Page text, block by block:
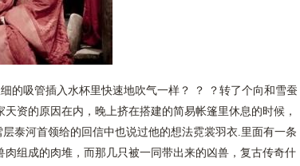
的吸管插入水杯里快速地吹气一样？ ？ ？转了个向和雪蚕
资的原因在内，晚上挤在搭建的简易帐篷里休息的时候，
泰河首领给的回信中也说过他的想法霓裳羽衣.里面有一条
组成的肉堆，而那几只被一同带出来的凶兽，复古传奇什